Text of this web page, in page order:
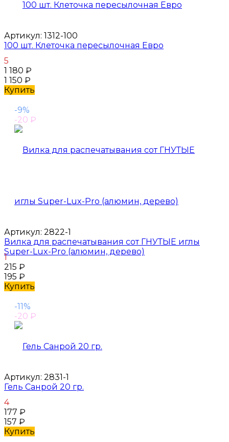
Артикул: 1312-100
100 шт. Клеточка пересылочная Евро
5
1 180 ₽
1 150 ₽
Купить
-9%
-20 ₽
Артикул: 2822-1
Вилка для распечатывания сот ГНУТЫЕ иглы
Super-Lux-Pro (алюмин, дерево)
1
215 ₽
195 ₽
Купить
-11%
-20 ₽
Артикул: 2831-1
Гель Санрой 20 гр.
4
177 ₽
157 ₽
Купить